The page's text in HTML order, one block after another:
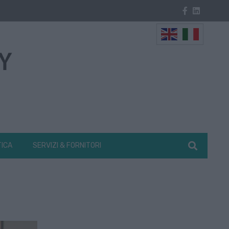
SERVIZI & FORNITORI